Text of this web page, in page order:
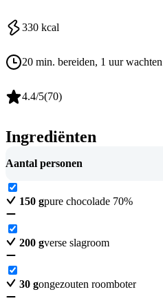
330 kcal
20 min. bereiden, 1 uur wachten
4.4/5(70)
Ingrediënten
Aantal personen
150 gpure chocolade 70%
200 gverse slagroom
30 gongezouten roomboter